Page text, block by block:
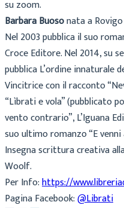
su zoom.
Barbara Buosonata a
Nel 2003 pubblica il suo
Croce Editore. Nel 2014, su
pubblica L’ordine innaturale
Vincitrice con il racconto
“Lìbrati e vola” (pubblicato
vento contrario”, L’Iguana
suo ultimo romanzo “E
Insegna scrittura creativa
Woolf.
Per Info:https://
Pagina Facebook:@Librati